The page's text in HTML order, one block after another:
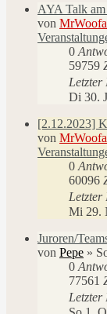
AYA Talk
von MrWoofa
0
59759
Letzter
Di 30.
[2.12.2023]
von MrWoofa
0
60096
Letzter
Mi 29.
Juroren/
von Pepe »
0
77561
Letzter